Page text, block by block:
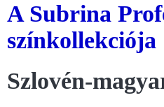
A Subrina
színkollekciója
Szlovén-